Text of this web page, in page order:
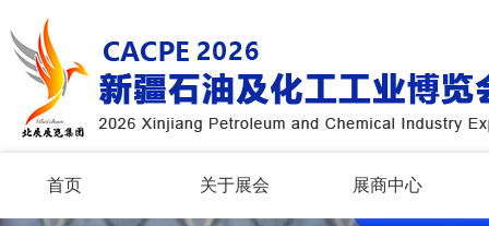
首页 关于展会 展商中心